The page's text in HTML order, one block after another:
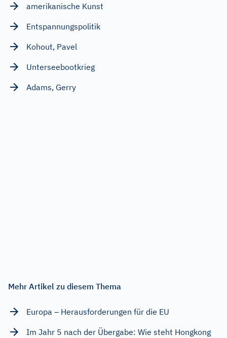
amerikanische Kunst
Entspannungspolitik
Kohout, Pavel
Unterseebootkrieg
Adams, Gerry
Mehr Artikel zu diesem Thema
Europa – Herausforderungen für die EU
Im Jahr 5 nach der Übergabe: Wie steht Hongkong